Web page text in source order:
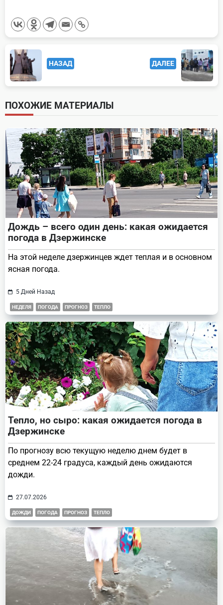
<span
class="nav-
subtitle
screen-
reader-
text">Page</span>
НАЗАД ДАЛЕЕ
ПОХОЖИЕ МАТЕРИАЛЫ
Дождь – всего один день: какая ожидается
погода в Дзержинске
На этой неделе дзержинцев ждет теплая и в основном
ясная погода.
5 Дней Назад
НЕДЕЛЯ ПОГОДА ПРОГНОЗ ТЕПЛО
Тепло, но сыро: какая ожидается погода в
Дзержинске
По прогнозу всю текущую неделю днем будет в
среднем 22-24 градуса, каждый день ожидаются
дожди.
27.07.2026
ДОЖДИ ПОГОДА ПРОГНОЗ ТЕПЛО